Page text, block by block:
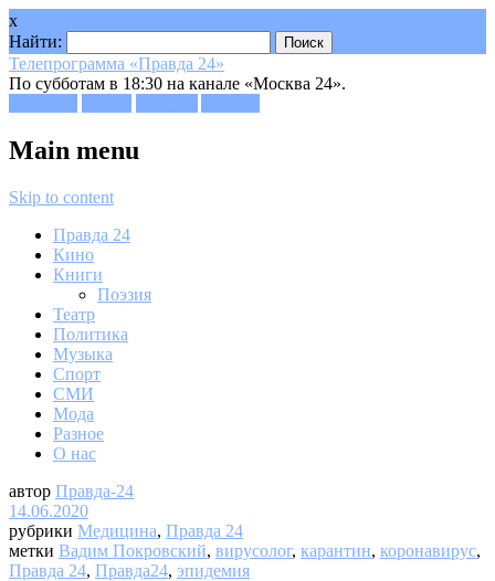
x
Найти:
Телепрограмма «Правда 24»
По субботам в 18:30 на канале «Москва 24».
Main menu
Skip to content
Правда 24
Кино
Книги
Поэзия
Театр
Политика
Музыка
Спорт
СМИ
Мода
Разное
О нас
автор Правда-24
14.06.2020
рубрики Медицина, Правда 24
метки Вадим Покровский, вирусолог, карантин, коронавирус,
Правда 24, Правда24, эпидемия